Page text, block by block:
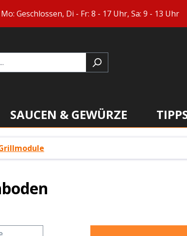
Geschlossen, Di - Fr: 8 - 17 Uhr, Sa: 9 - 13 Uhr
SAUCEN & GEWÜRZE